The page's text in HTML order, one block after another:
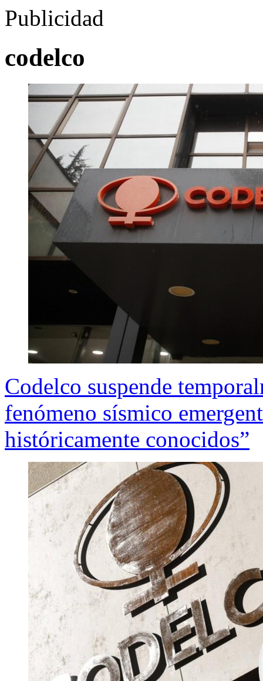
Publicidad
codelco
Codelco suspende
fenómeno sísmico
históricamente conocidos”